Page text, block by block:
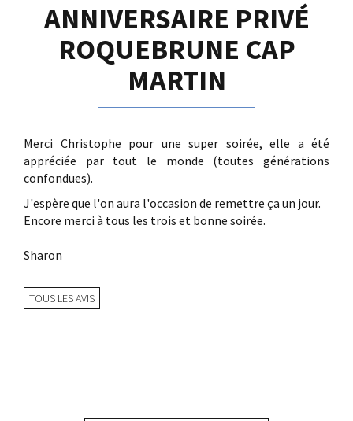
ANNIVERSAIRE PRIVÉ
ROQUEBRUNE CAP
MARTIN
Merci Christophe pour une super soirée, elle a été
appréciée par tout le monde (toutes générations
confondues).
J'espère que l'on aura l'occasion de remettre ça un jour.
Encore merci à tous les trois et bonne soirée.
Sharon
TOUS LES AVIS